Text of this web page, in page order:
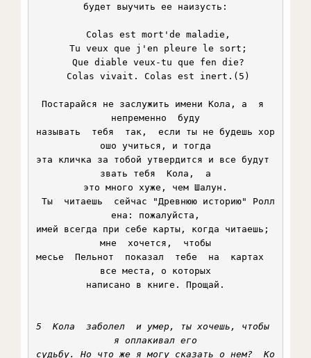
будет выучить ее наизусть:
непременно  буду
называть  тебя  так,  если ты не будешь хор
ошо учиться, и тогда
эта кличка за тобой утвердится и все будут
звать тебя  Кола,  а
это много хуже, чем Шалун.
ена: пожалуйста,
имей всегда при себе карты, когда читаешь;
мне  хочется,  чтобы
месье  Пельнот  показал  тебе  на  картах
все места, о которых
написано в книге. Прощай.
5  Кола  заболел  и умер, ты хочешь, чтобы
я оплакивал его
судьбу. Но что же я могу сказать о нем?  Ко